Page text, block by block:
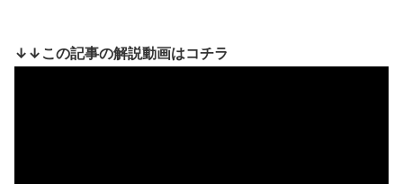
↓↓この記事の解説動画はコチラ